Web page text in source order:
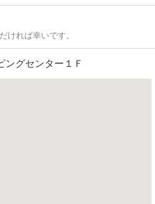
ければ幸いです。
グセンター１Ｆ